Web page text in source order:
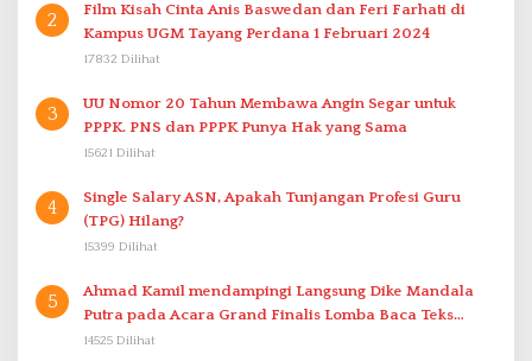
2
Film Kisah Cinta Anis Baswedan dan Feri Farhati di
Kampus UGM Tayang Perdana 1 Februari 2024
17832 Dilihat
3
UU Nomor 20 Tahun Membawa Angin Segar untuk
PPPK. PNS dan PPPK Punya Hak yang Sama
15621 Dilihat
4
Single Salary ASN, Apakah Tunjangan Profesi Guru
(TPG) Hilang?
15399 Dilihat
5
Ahmad Kamil mendampingi Langsung Dike Mandala
Putra pada Acara Grand Finalis Lomba Baca Teks
Proklamasi Mirip Bung Karno di Bali
14525 Dilihat